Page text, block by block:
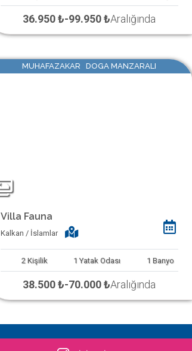
36.950 ₺-99.950 ₺Aralığında
MUHAFAZAKAR DOGA MANZARALI
Villa Fauna
Kalkan / İslamlar
2 Kişilik 1 Yatak Odası 1 Banyo
38.500 ₺-70.000 ₺Aralığında